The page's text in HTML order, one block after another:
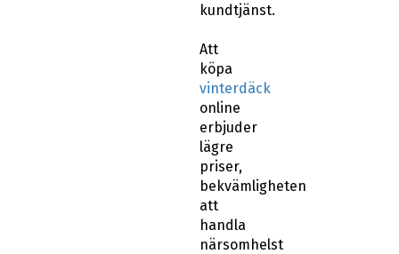
kundtjänst.
Att
köpa
vinterdäck
online
erbjuder
lägre
priser,
bekvämligheten
att
handla
närsomhelst